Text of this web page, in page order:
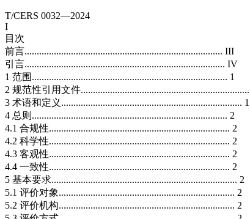
T/CERS 0032—2024
I
目次
前言................................................................................. III
引言.................................................................................. IV
1 范围................................................................................ 1
2 规范性引用文件
3 术语和定义.......................................................................... 1
4 总则................................................................................ 2
4.1 合规性.......................................................................... 2
4.2 科学性.......................................................................... 2
4.3 客观性.......................................................................... 2
4.4 一致性.......................................................................... 2
5 基本要求............................................................................ 2
5.1 评价对象........................................................................ 2
5.2 评价机构........................................................................ 2